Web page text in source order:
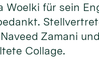
Woelki für sein
Zamani
Collage.